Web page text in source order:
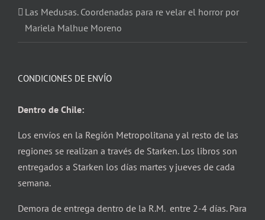
Las Medusas. Coordenadas para re velar el horror por
Mariela Malhue Moreno
CONDICIONES DE ENVÍO
Dentro de Chile:
Los envíos en la Región Metropolitana y al resto de las
regiones se realizan a través de Starken. Los libros son
entregados a Starken los días martes y jueves de cada
semana.
Demora de entrega dentro de la R.M. entre 2-4 días. Para